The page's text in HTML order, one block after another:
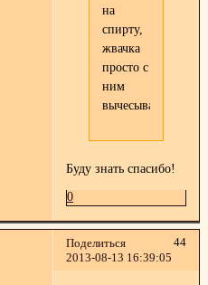
на
спирту,
жвачка
просто с
ним
вычесывается.
Буду знать спасибо!
0
Поделиться
44
2013-08-13 16:39:05